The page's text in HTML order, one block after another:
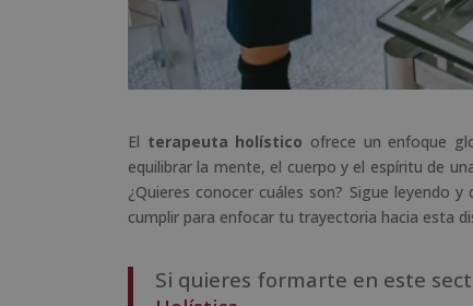
El terapeuta holístico ofrece un enfoque
equilibrar la mente, el cuerpo y el espíritu de
¿Quieres conocer cuáles son? Sigue leyendo
cumplir para enfocar tu trayectoria hacia esta
Si quieres formarte en este